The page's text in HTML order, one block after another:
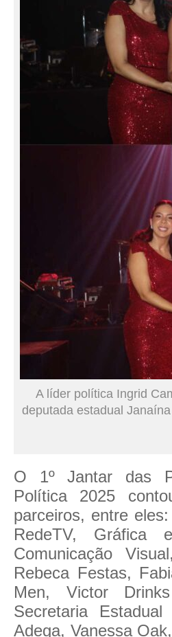
A líder política Ingrid
deputada estadual
O 1º Jantar das
Política 2025
parceiros, entre
RedeTV, Gráfica
Comunicação
Rebeca Festas,
Men, Victor
Secretaria
Adega, Vanessa